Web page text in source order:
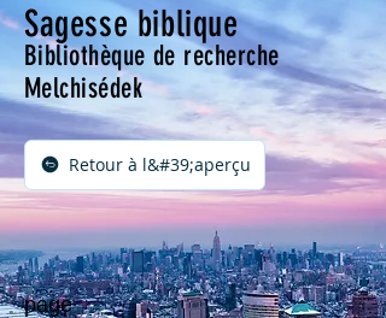
Sagesse biblique
Bibliothèque de recherche
Melchisédek
Retour à l&#39;aperçu
page